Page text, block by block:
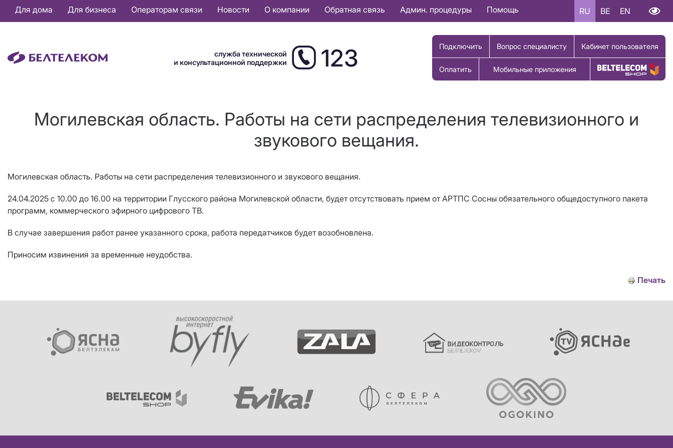
Основная
навигация
Для дома Для бизнеса Операторам связи Новости О компании Обратная связь Админ. процедуры Помощь RU BE EN
служба технической
и консультационной поддержки
123 Подключить Вопрос специалисту Кабинет пользователя
Оплатить Мобильные приложения Купить товар
Могилевская область. Работы на сети распределения телевизионного и
звукового вещания.
Могилевская область. Работы на сети распределения телевизионного и звукового вещания.
24.04.2025 с 10.00 до 16.00 на территории Глусского района Могилевской области, будет отсутствовать прием от АРТПС Сосны обязательного общедоступного пакета
программ, коммерческого эфирного цифрового ТВ.
В случае завершения работ ранее указанного срока, работа передатчиков будет возобновлена.
Приносим извинения за временные неудобства.
Печать